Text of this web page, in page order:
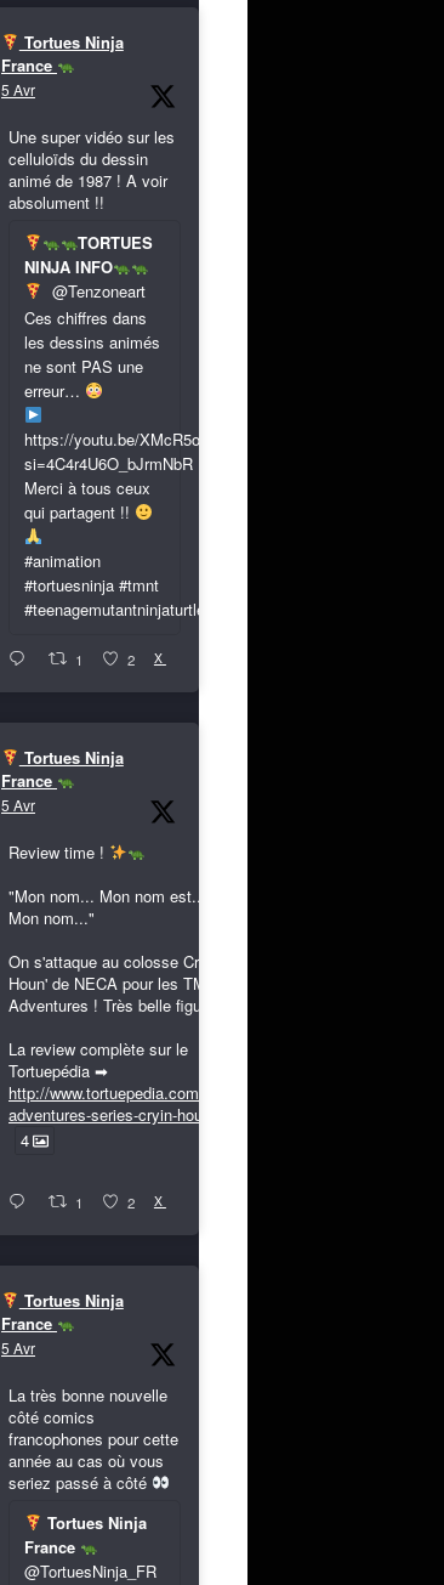
Tortues Ninja
France
5 Avr
Une super vidéo sur les
celluloïds du dessin
animé de 1987 ! A voir
absolument !!
TORTUES
NINJA INFO
@Tenzoneart
Ces chiffres dans
les dessins animés
ne sont PAS une
erreur…
https://youtu.be/XMcR5or9N8A?
si=4C4r4U6O_bJrmNbR
Merci à tous ceux
qui partagent !!
#animation
#tortuesninja #tmnt
#teenagemutantninjaturtles
1 2 X
Tortues Ninja
France
5 Avr
Review time !
"Mon nom... Mon nom est...
Mon nom..."
On s'attaque au colosse Cryin'
Houn' de NECA pour les TMNT
Adventures ! Très belle figurine !
La review complète sur le
Tortuepédia ➡
http://www.tortuepedia.com/tmnt-
adventures-series-cryin-houn...
4
1 2 X
Tortues Ninja
France
5 Avr
La très bonne nouvelle
côté comics
francophones pour cette
année au cas où vous
seriez passé à côté
Tortues Ninja
France
@TortuesNinja_FR